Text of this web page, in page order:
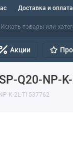
Доставка и оплата
Акции
Q20-NP-
K-2L-TI 537762